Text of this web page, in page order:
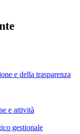
e della trasparenza
e attività
gestionale